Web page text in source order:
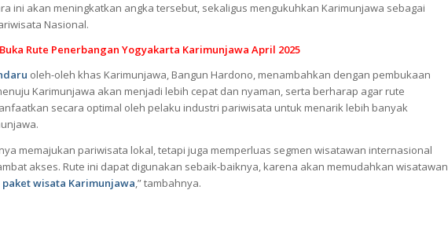
ini akan meningkatkan angka tersebut, sekaligus mengukuhkan Karimunjawa sebagai
Nasional.
Buka Rute Penerbangan Yogyakarta Karimunjawa April 2025
oleh-oleh khas Karimunjawa, Bangun Hardono, menambahkan dengan pembukaan
Karimunjawa akan menjadi lebih cepat dan nyaman, serta berharap agar rute
secara optimal oleh pelaku industri pariwisata untuk menarik lebih banyak
memajukan pariwisata lokal, tetapi juga memperluas segmen wisatawan internasional
akses. Rute ini dapat digunakan sebaik-baiknya, karena akan memudahkan wisatawan
paket wisata Karimunjawa ,” tambahnya.